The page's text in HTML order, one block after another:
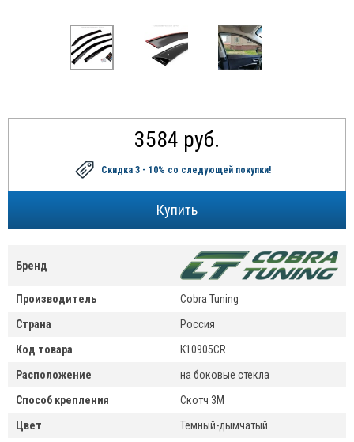
3584 руб.
Скидка 3 - 10% со следующей покупки!
Бренд
Производитель
Cobra Tuning
Страна
Россия
Код товара
K10905CR
Расположение
на боковые стекла
Способ крепления
Скотч 3М
Цвет
Темный-дымчатый